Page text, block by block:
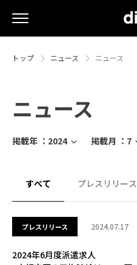
トップ ニュース ニュース
ニュース
掲載年 ： 2024 掲載月 ： 7
すべて プレスリリース
プレスリリース 2024.07.17
2024年6月度派遣求人